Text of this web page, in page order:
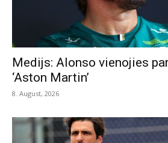
Medijs: Alonso vienojies
‘Aston Martin’
8. August, 2026